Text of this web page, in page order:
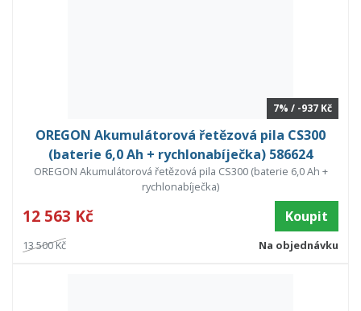
7% / -937 Kč
OREGON Akumulátorová řetězová pila CS300
(baterie 6,0 Ah + rychlonabíječka) 586624
OREGON Akumulátorová řetězová pila CS300 (baterie 6,0 Ah +
rychlonabíječka)
12 563 Kč Koupit
13 500 Kč Na objednávku